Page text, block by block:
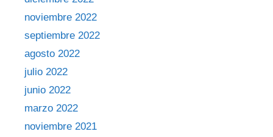
noviembre 2022
septiembre 2022
agosto 2022
julio 2022
junio 2022
marzo 2022
noviembre 2021